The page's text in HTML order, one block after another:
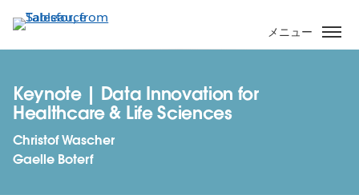
イ
ン
ツ
に
メニュー
Keynote | Data Innovation for
Healthcare & Life Sciences
Christof Wascher
Gaelle Boterf